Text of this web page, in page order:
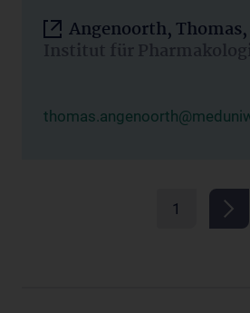
Angenoorth, Thomas,
Institut für
1